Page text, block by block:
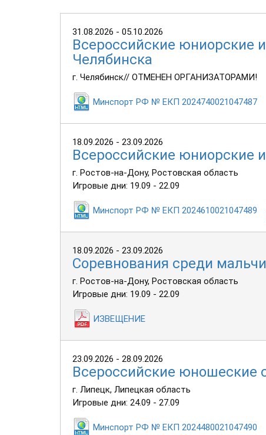
31.08.2026 - 05.10.2026
Всероссийские юниорские
Челябинска
г. Челябинск// ОТМЕНЕН ОРГАНИЗАТОРАМИ!
Минспорт РФ № ЕКП 2024740021047487
18.09.2026 - 23.09.2026
Всероссийские юниорские
г. Ростов-на-Дону, Ростовская область
Игровые дни: 19.09 - 22.09
Минспорт РФ № ЕКП 2024610021047489
18.09.2026 - 23.09.2026
Соревнования среди
г. Ростов-на-Дону, Ростовская область
Игровые дни: 19.09 - 22.09
ИЗВЕЩЕНИЕ
23.09.2026 - 28.09.2026
Всероссийские юношеские
г. Липецк, Липецкая область
Игровые дни: 24.09 - 27.09
Минспорт РФ № ЕКП 2024480021047490